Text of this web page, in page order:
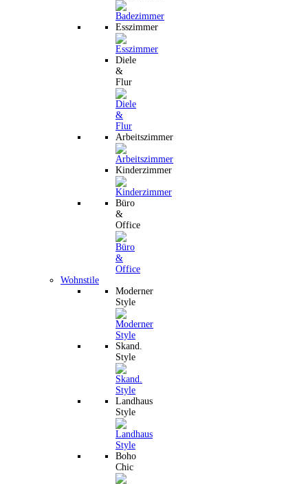
Esszimmer
Diele
&
Flur
Arbeitszimmer
Kinderzimmer
Büro
&
Office
Wohnstile
Moderner
Style
Skand.
Style
Landhaus
Style
Boho
Chic